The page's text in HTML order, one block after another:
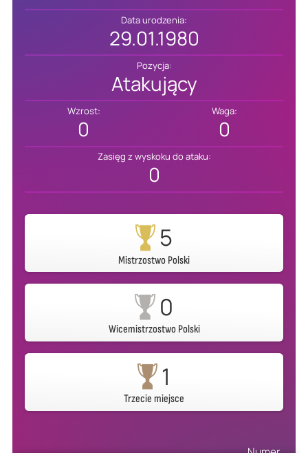
Data urodzenia:
29.01.1980
Pozycja:
Atakujący
Wzrost:
0
Waga:
0
Zasięg z wyskoku do ataku:
0
5
Mistrzostwo Polski
0
Wicemistrzostwo Polski
1
Trzecie miejsce